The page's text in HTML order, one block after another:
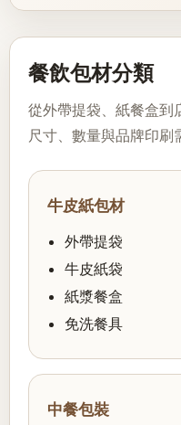
餐飲包材分類
從外帶提袋、紙餐盒到
尺寸、數量與品牌印刷
牛皮紙包材
外帶提袋
牛皮紙袋
紙漿餐盒
免洗餐具
中餐包裝